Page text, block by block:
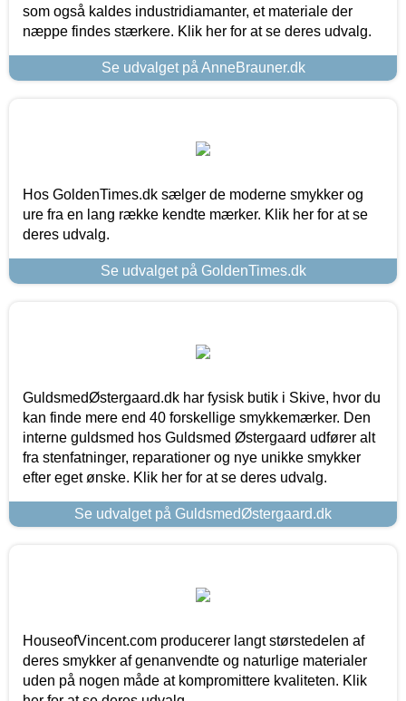
som også kaldes industridiamanter, et materiale der
næppe findes stærkere. Klik her for at se deres udvalg.
Se udvalget på AnneBrauner.dk
Hos GoldenTimes.dk sælger de moderne smykker og
ure fra en lang række kendte mærker. Klik her for at se
deres udvalg.
Se udvalget på GoldenTimes.dk
GuldsmedØstergaard.dk har fysisk butik i Skive, hvor du
kan finde mere end 40 forskellige smykkemærker. Den
interne guldsmed hos Guldsmed Østergaard udfører alt
fra stenfatninger, reparationer og nye unikke smykker
efter eget ønske. Klik her for at se deres udvalg.
Se udvalget på GuldsmedØstergaard.dk
HouseofVincent.com producerer langt størstedelen af
deres smykker af genanvendte og naturlige materialer
uden på nogen måde at kompromittere kvaliteten. Klik